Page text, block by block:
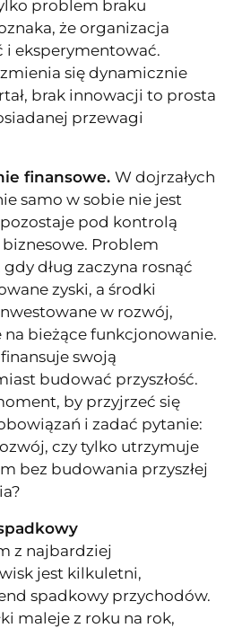
problem braku
że organizacja
i eksperymentować.
się dynamicznie
brak innowacji to prosta
przewagi
finansowe. W dojrzałych
samo w sobie nie jest
pod kontrolą
Problem
dług zaczyna rosnąć
zyski, a środki
w rozwój,
na bieżące funkcjonowanie.
finansuje swoją
budować przyszłość.
by przyjrzeć się
i zadać pytanie:
czy tylko utrzymuje
bez budowania przyszłej
z najbardziej
jest kilkuletni,
spadkowy przychodów.
maleje z roku na rok,